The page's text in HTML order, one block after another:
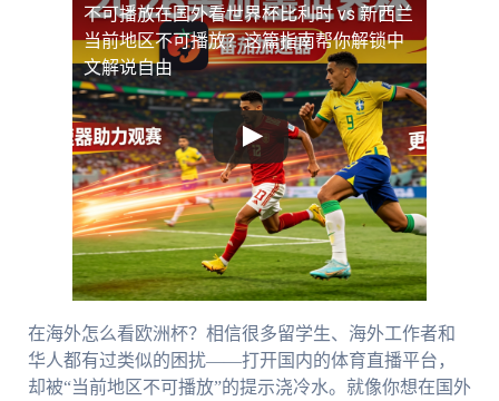
不可播放在国外看世界杯比利时 vs 新西兰
当前地区不可播放？这篇指南帮你解锁中
文解说自由
在海外怎么看欧洲杯？相信很多留学生、海外工作者和
华人都有过类似的困扰——打开国内的体育直播平台，
却被“当前地区不可播放”的提示浇冷水。就像你想在国外